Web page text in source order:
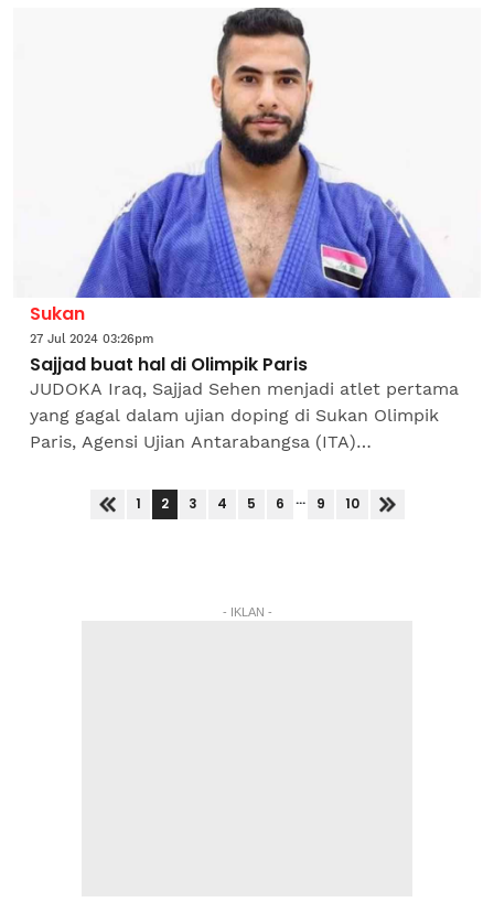
penyalahgunaan doping atletnya...
Sukan
27 Jul 2024 03:26pm
Sajjad buat hal di Olimpik Paris
JUDOKA Iraq, Sajjad Sehen menjadi atlet pertama
yang gagal dalam ujian doping di Sukan Olimpik
Paris, Agensi Ujian Antarabangsa (ITA)
Jerman (dpa). ITA...
1 2 3 4 5 6 ... 9 10
- IKLAN -